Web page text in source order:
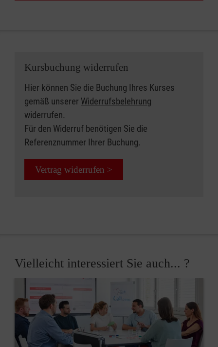
Kursbuchung widerrufen
Hier können Sie die Buchung Ihres Kurses
gemäß unserer Widerrufsbelehrung
widerrufen.
Für den Widerruf benötigen Sie die
Referenznummer Ihrer Buchung.
Vertrag widerrufen >
Vielleicht interessiert Sie auch... ?